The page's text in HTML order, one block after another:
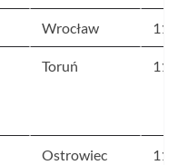
Wrocław 113
Toruń 111
Ostrowiec
111